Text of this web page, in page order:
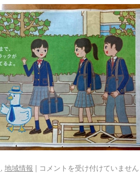
, 地域情報 | コメントを受け付けていません